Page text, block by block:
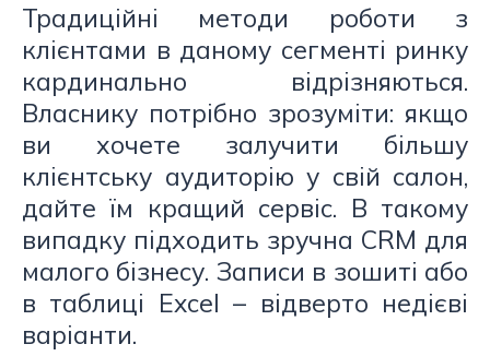
Традиційні методи роботи з
клієнтами в даному сегменті ринку
кардинально відрізняються.
Власнику потрібно зрозуміти: якщо
ви хочете залучити більшу
клієнтську аудиторію у свій салон,
дайте їм кращий сервіс. В такому
випадку підходить зручна CRM для
малого бізнесу. Записи в зошиті або
в таблиці Excel – відверто недієві
варіанти.